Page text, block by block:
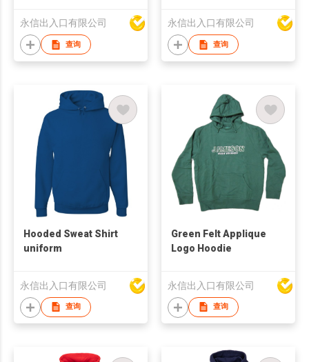
永信出入口有限公司
查询
永信出入口有限公司
查询
Hooded Sweat Shirt
uniform
永信出入口有限公司
查询
Green Felt Applique
Logo Hoodie
永信出入口有限公司
查询